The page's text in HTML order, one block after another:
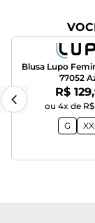
Blusa Lupo
77052
Por:
R$
ou 4x de
G